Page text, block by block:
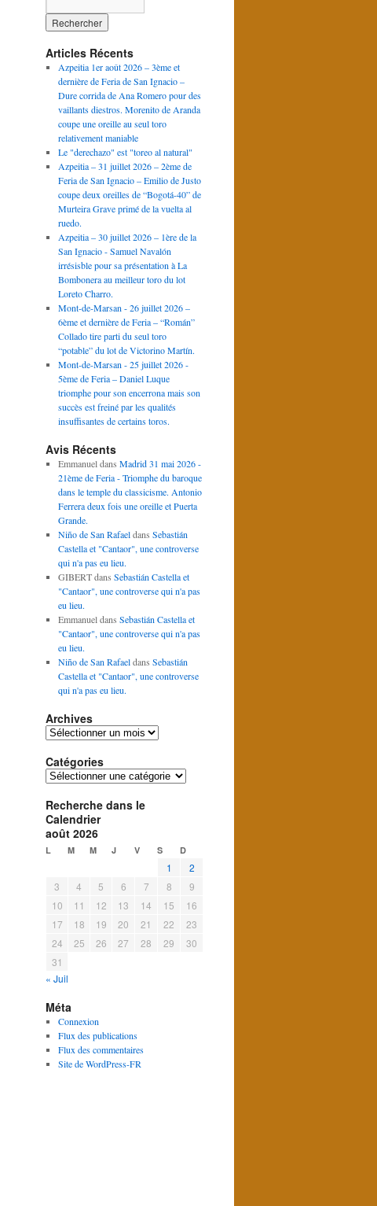
Articles Récents
Azpeitia 1er août 2026 – 3ème et
dernière de Feria de San Ignacio –
Dure corrida de Ana Romero pour des
vaillants diestros. Morenito de Aranda
coupe une oreille au seul toro
relativement maniable
Le "derechazo" est "toreo al natural"
Azpeitia – 31 juillet 2026 – 2ème de
Feria de San Ignacio – Emilio de Justo
coupe deux oreilles de “Bogotá-40” de
Murteira Grave primé de la vuelta al
ruedo.
Azpeitia – 30 juillet 2026 – 1ère de la
San Ignacio - Samuel Navalón
irrésisble pour sa présentation à La
Bombonera au meilleur toro du lot
Loreto Charro.
Mont-de-Marsan - 26 juillet 2026 –
6ème et dernière de Feria – “Román”
Collado tire parti du seul toro
“potable” du lot de Victorino Martín.
Mont-de-Marsan - 25 juillet 2026 -
5ème de Feria – Daniel Luque
triomphe pour son encerrona mais son
succès est freiné par les qualités
insuffisantes de certains toros.
Avis Récents
Emmanueldans Madrid 31 mai 2026 -
21ème de Feria - Triomphe du baroque
dans le temple du classicisme. Antonio
Ferrera deux fois une oreille et Puerta
Grande.
Niño de San Rafaeldans Sebastián
Castella et "Cantaor", une controverse
qui n'a pas eu lieu.
GIBERTdans Sebastián Castella et
"Cantaor", une controverse qui n'a pas
eu lieu.
Emmanueldans Sebastián Castella et
"Cantaor", une controverse qui n'a pas
eu lieu.
Niño de San Rafaeldans Sebastián
Castella et "Cantaor", une controverse
qui n'a pas eu lieu.
Archives
Archives
Catégories
Catégories
Recherche dans le
Calendrier
août 2026
L M M J V S D
1
2
3
4 5 6 7 8
9
10
11 12 13 14 15
16
17
18 19 20 21 22
23
24
25 26 27 28 29
30
31
« Juil
Méta
Connexion
Flux des publications
Flux des commentaires
Site de WordPress-FR